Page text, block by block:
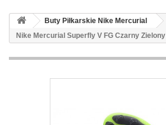
Buty Piłkarskie Nike Mercurial
Nike Mercurial Superfly V FG Czarny Zielony